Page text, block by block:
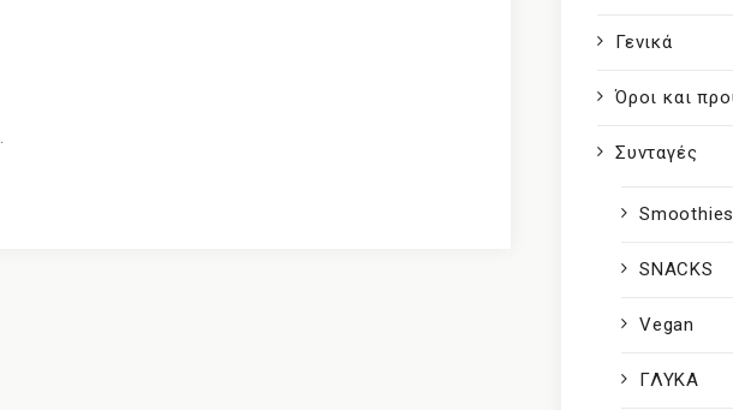
.
Γενικά
Όροι και
Συνταγές
Smoothies
SNACKS
Vegan
ΓΛΥΚΑ